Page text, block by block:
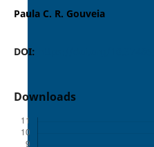
Paula C. R. Gouveia
DOI:
Downloads